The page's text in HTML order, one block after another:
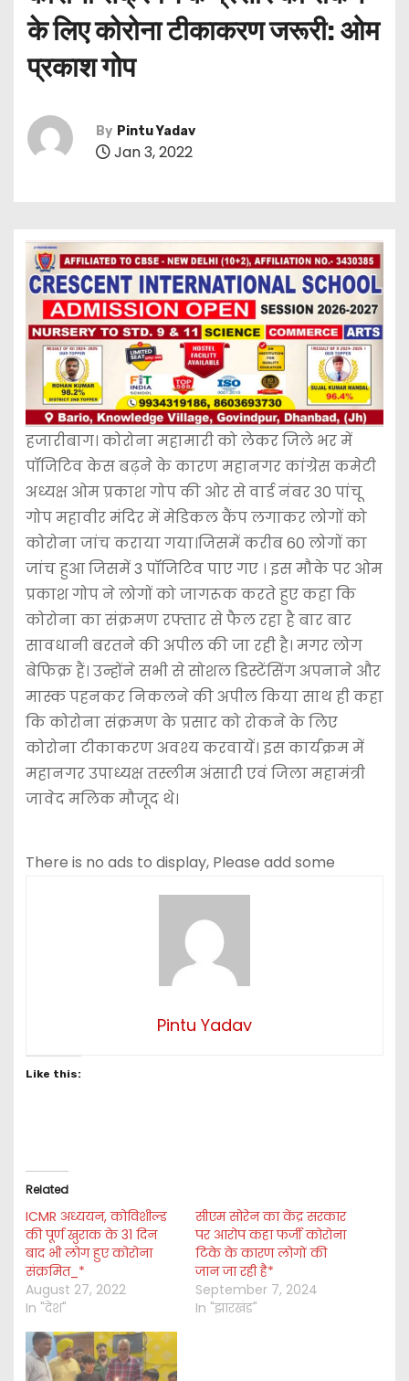
के लिए कोरोना टीकाकरण जरूरी: ओम
प्रकाश गोप
By Pintu Yadav
Jan 3, 2022
हजारीबाग। कोरोना महामारी को लेकर जिले भर में
पॉजिटिव केस बढ़ने के कारण महानगर कांग्रेस कमेटी
अध्यक्ष ओम प्रकाश गोप की ओर से वार्ड नंबर 30 पांचू
गोप महावीर मंदिर में मेडिकल कैंप लगाकर लोगों को
कोरोना जांच कराया गया।जिसमें करीब 60 लोगों का
जांच हुआ जिसमें 3 पॉजिटिव पाए गए । इस मौके पर ओम
प्रकाश गोप ने लोगों को जागरूक करते हुए कहा कि
कोरोना का संक्रमण रफ्तार से फैल रहा है बार बार
सावधानी बरतने की अपील की जा रही है। मगर लोग
बेफिक्र हैं। उन्होंने सभी से सोशल डिस्टेंसिंग अपनाने और
मास्क पहनकर निकलने की अपील किया साथ ही कहा
कि कोरोना संक्रमण के प्रसार को रोकने के लिए
कोरोना टीकाकरण अवश्य करवायें। इस कार्यक्रम में
महानगर उपाध्यक्ष तस्लीम अंसारी एवं जिला महामंत्री
जावेद मलिक मौजूद थे।
There is no ads to display, Please add some
Pintu Yadav
Like this:
Related
ICMR अध्ययन, कोविशील्ड
की पूर्ण खुराक के 31 दिन
बाद भी लोग हुए कोरोना
संक्रमित_*
August 27, 2022
In "देश"
सीएम सोरेन का केंद्र सरकार
पर आरोप कहा फर्जी कोरोना
टिके के कारण लोगों की
जान जा रही है*
September 7, 2024
In "झारखंड"